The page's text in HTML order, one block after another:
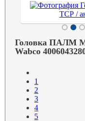
Головка ПАЛМ
Wabco
1
2
3
4
5